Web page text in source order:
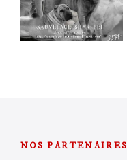
NOS PARTENAIRES